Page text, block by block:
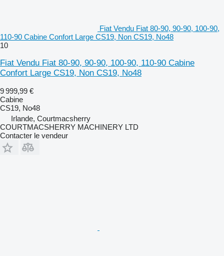
Fiat Vendu Fiat 80-90, 90-90, 100-90,
110-90 Cabine Confort Large CS19, Non CS19, No48
10
Fiat Vendu Fiat 80-90, 90-90, 100-90, 110-90 Cabine
Confort Large CS19, Non CS19, No48
9 999,99 €
Cabine
CS19, No48
Irlande, Courtmacsherry
COURTMACSHERRY MACHINERY LTD
Contacter le vendeur